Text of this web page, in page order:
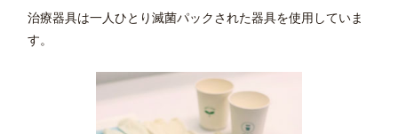
治療器具は一人ひとり滅菌パックされた器具を使用していま
す。